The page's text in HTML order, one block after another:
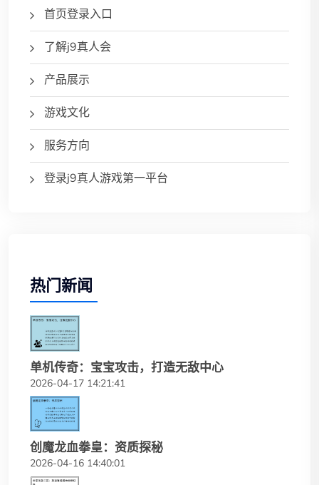
首页登录入口
了解j9真人会
产品展示
游戏文化
服务方向
登录j9真人游戏第一平台
热门新闻
单机传奇：宝宝攻击，打造无敌中心
2026-04-17 14:21:41
创魔龙血拳皇：资质探秘
2026-04-16 14:40:01